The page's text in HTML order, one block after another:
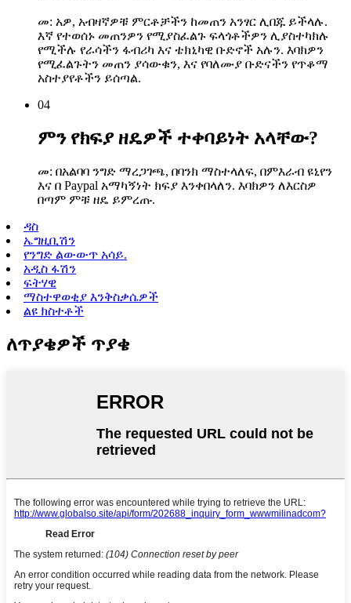
መ: አዎ, አብዛኛዎቹ ምርቶቻችን ከመጠን አንፃር ሊበጁ ይችላሉ.
እኛ የተወሰኑ መጠንዎን የሚያስፈልጉ ፍላጎቶችዎን ሊያስተካክሉ
የሚችሉ የራሳችን ፋብሪካ እና ቴክኒካዊ ቡድኖች አሉን. እባክዎን
የሚፈልጉትን መጠን ያሳውቁን, እና የባለሙያ ቡድናችን የጥቆማ
አስተያየቶችን ይሰጣል.
04
ምን የክፍያ ዘዴዎች ተቀባይነት አላቸው?
መ: በአልባባ ንግድ ማረጋገጫ, በባንክ ማስተላለፍ, በምእራብ ዩኒየን
እና በ Paypal አማካኝነት ክፍያ እንቀበላለን. እባክዎን ለእርስዎ
በጣም ምቹ ዘዴ ይምረጡ.
ዳስ
ኤግዚቢሽን
የንግድ ልውውጥ አሳይ.
አዲስ ፋሽን
ፍትሃዊ
ማስተዋወቂያ እንቅስቃሴዎች
ልዩ ክስተቶች
ለጥያቄዎች ጥያቄ